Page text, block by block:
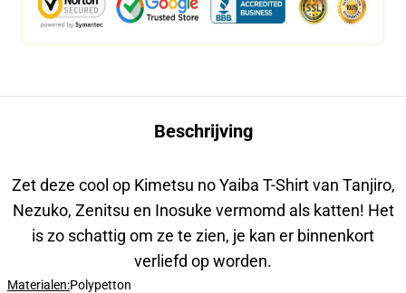
Beschrijving
Zet deze cool op Kimetsu no Yaiba T-Shirt van Tanjiro,
Nezuko, Zenitsu en Inosuke vermomd als katten! Het
is zo schattig om ze te zien, je kan er binnenkort
verliefd op worden.
Materialen:Polypetton